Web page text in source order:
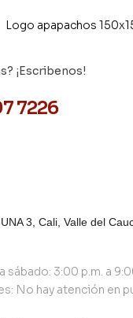
¡Escribenos!
7226
3, Cali, Valle del
sábado: 3:00 p.m. a
No hay atención en